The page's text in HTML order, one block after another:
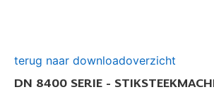
terug naar downloadoverzicht
DN 8400 SERIE -